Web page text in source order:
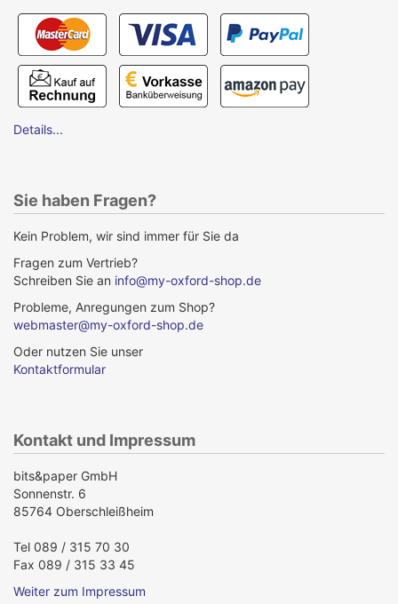
Details...
Sie haben Fragen?
Kein Problem, wir sind immer für Sie da
Fragen zum Vertrieb?
Schreiben Sie an info@my-oxford-shop.de
Probleme, Anregungen zum Shop?
webmaster@my-oxford-shop.de
Oder nutzen Sie unser
Kontaktformular
Kontakt und Impressum
bits&paper GmbH
Sonnenstr. 6
85764 Oberschleißheim
Tel 089 / 315 70 30
Fax 089 / 315 33 45
Weiter zum Impressum